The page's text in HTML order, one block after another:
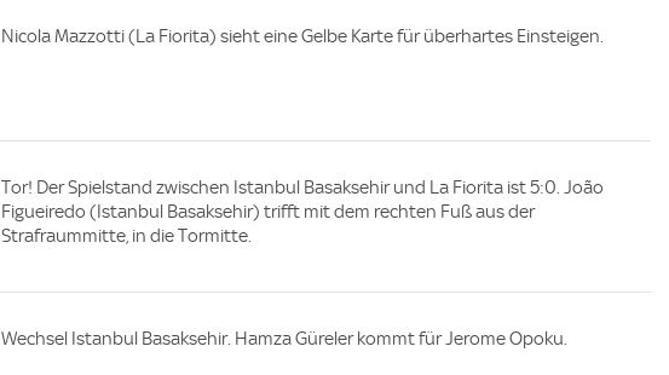
Nicola Mazzotti (La Fiorita) sieht eine Gelbe Karte für überhartes Einsteigen.
Tor! Der Spielstand zwischen Istanbul Basaksehir und La Fiorita ist 5:0. João
Figueiredo (Istanbul Basaksehir) trifft mit dem rechten Fuß aus der
Strafraummitte, in die Tormitte.
Wechsel Istanbul Basaksehir. Hamza Güreler kommt für Jerome Opoku.